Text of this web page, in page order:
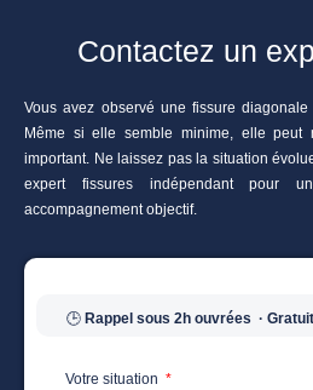
Contactez un
Vous avez observé une fissure
Même si elle semble minime, elle peut
important. Ne laissez pas la situation
expert fissures indépendant pour
accompagnement objectif.
🕒 Rappel sous 2h ouvrées ·
Votre situation